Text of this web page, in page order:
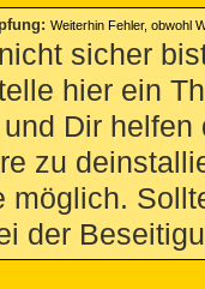
: Weiterhin Fehler, obwohl
sicher
hier ein
Dir
zu
möglich.
der